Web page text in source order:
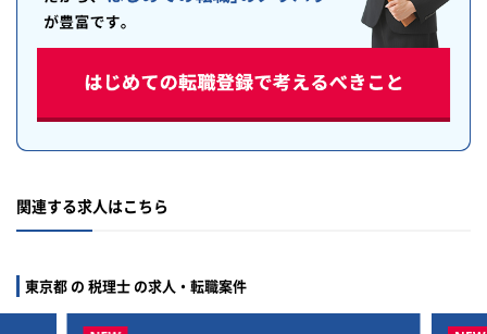
関連する求人はこちら
東京都 の 税理士 の求人・転職案件